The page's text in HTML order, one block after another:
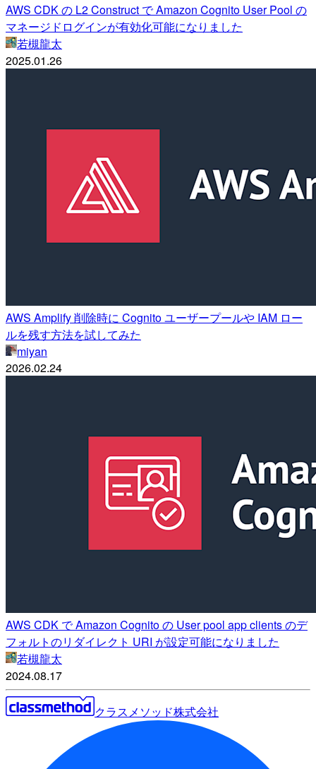
AWS CDK の L2 Construct で Amazon Cognito User Pool の
マネージドログインが有効化可能になりました
若槻龍太
2025.01.26
AWS Amplify 削除時に Cognito ユーザープールや IAM ロー
ルを残す方法を試してみた
miyan
2026.02.24
AWS CDK で Amazon Cognito の User pool app clients のデ
フォルトのリダイレクト URI が設定可能になりました
若槻龍太
2024.08.17
クラスメソッド株式会社